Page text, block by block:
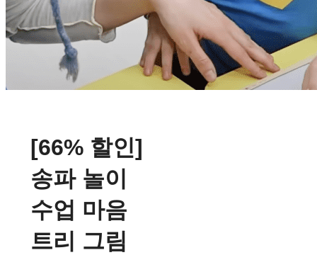
[66% 할인]
송파 놀이
수업 마음
트리 그림